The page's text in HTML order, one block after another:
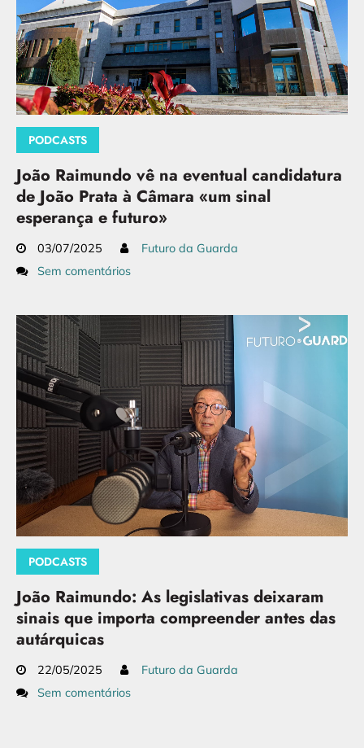
PODCASTS
João Raimundo vê na eventual candidatura
de João Prata à Câmara «um sinal
esperança e futuro»
03/07/2025
Futuro da Guarda
Sem comentários
PODCASTS
João Raimundo: As legislativas deixaram
sinais que importa compreender antes das
autárquicas
22/05/2025
Futuro da Guarda
Sem comentários